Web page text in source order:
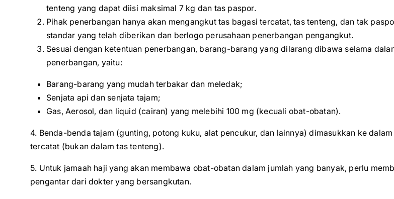
tenteng yang dapat diisi maksimal 7 kg dan tas paspor.
Pihak penerbangan hanya akan mengangkut tas bagasi tercatat, tas tenteng, dan tak
standar yang telah diberikan dan berlogo perusahaan penerbangan pengangkut.
Sesuai dengan ketentuan penerbangan, barang-barang yang dilarang dibawa selama
penerbangan, yaitu:
Barang-barang yang mudah terbakar dan meledak;
Senjata api dan senjata tajam;
Gas, Aerosol, dan liquid (cairan) yang melebihi 100 mg (kecuali obat-obatan).
4. Benda-benda tajam (gunting, potong kuku, alat pencukur, dan lainnya) dimasukkan ke
tercatat (bukan dalam tas tenteng).
5. Untuk jamaah haji yang akan membawa obat-obatan dalam jumlah yang banyak, perlu
pengantar dari dokter yang bersangkutan.